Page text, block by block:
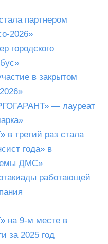
партнером
2026»
городского
в закрытом
— лауреат
третий раз стала
года» в
ДМС»
работающей
на 9-м месте в
за 2025 год